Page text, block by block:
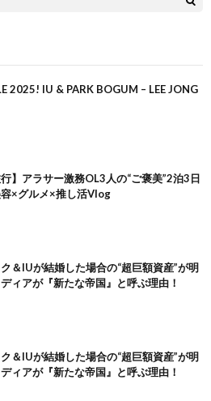
2025! IU & PARK BOGUM – LEE JONG
】アラサー激務OL3人の“ご褒美”2泊3日
×グルメ×推し活Vlog
＆IUが結婚した場合の“超巨額資産”が明
ィアが『新たな帝国』と呼ぶ理由！
＆IUが結婚した場合の“超巨額資産”が明
ィアが『新たな帝国』と呼ぶ理由！